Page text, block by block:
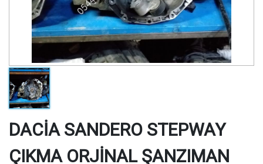
DACİA SANDERO STEPWAY
ÇIKMA ORJİNAL ŞANZIMAN